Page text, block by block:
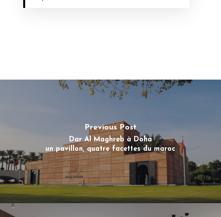
Previous Post
Dar Al Maghreb à Doha
un pavillon, quatre facettes du maroc